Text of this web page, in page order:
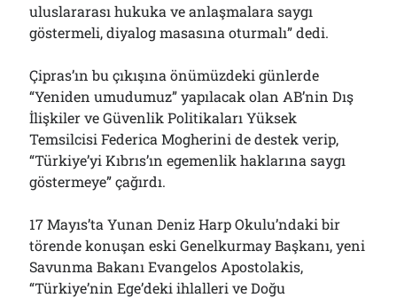
Arşivler
Arşivler
uluslararası hukuka ve anlaşmalara saygı
göstermeli, diyalog masasına oturmalı” dedi.
Çipras’ın bu çıkışına önümüzdeki günlerde
“Yeniden umudumuz” yapılacak olan AB’nin Dış
İlişkiler ve Güvenlik Politikaları Yüksek
Temsilcisi Federica Mogherini de destek verip,
“Türkiye’yi Kıbrıs’ın egemenlik haklarına saygı
göstermeye” çağırdı.
17 Mayıs’ta Yunan Deniz Harp Okulu’ndaki bir
törende konuşan eski Genelkurmay Başkanı, yeni
Savunma Bakanı Evangelos Apostolakis,
“Türkiye’nin Ege’deki ihlalleri ve Doğu